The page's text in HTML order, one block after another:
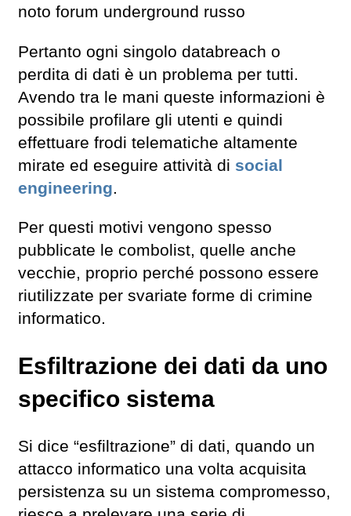
noto forum underground russo
Pertanto ogni singolo databreach o
perdita di dati è un problema per tutti.
Avendo tra le mani queste informazioni è
possibile profilare gli utenti e quindi
effettuare frodi telematiche altamente
mirate ed eseguire attività di social
engineering.
Per questi motivi vengono spesso
pubblicate le combolist, quelle anche
vecchie, proprio perché possono essere
riutilizzate per svariate forme di crimine
informatico.
Esfiltrazione dei dati da uno
specifico sistema
Si dice “esfiltrazione” di dati, quando un
attacco informatico una volta acquisita
persistenza su un sistema compromesso,